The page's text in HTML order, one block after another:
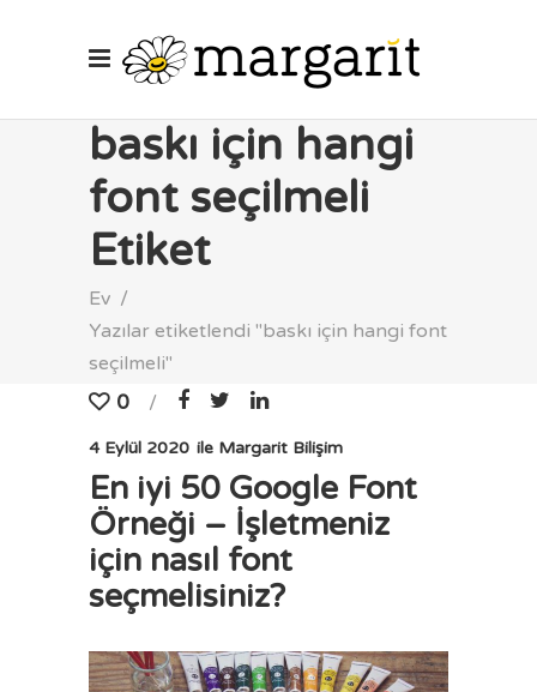
baskı için hangi
font seçilmeli
Etiket
Ev /
Yazılar etiketlendi "baskı için hangi font
seçilmeli"
0
4 Eylül 2020 ile Margarit Bilişim
En iyi 50 Google Font
Örneği – İşletmeniz
için nasıl font
seçmelisiniz?